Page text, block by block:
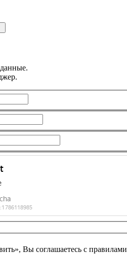
Вы соглашаетесь c правилами